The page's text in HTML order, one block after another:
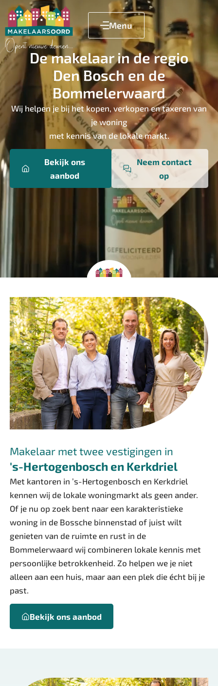
Menu
De makelaar in de regio
Den Bosch en de
Bommelerwaard
Wij helpen je bij het kopen, verkopen en taxeren van
je woning
met kennis van de lokale markt.
Bekijk ons
aanbod
Neem contact
op
Makelaar met twee vestigingen in
's-Hertogenbosch en Kerkdriel
Met kantoren in ’s-Hertogenbosch en Kerkdriel
kennen wij de lokale woningmarkt als geen ander.
Of je nu op zoek bent naar een karakteristieke
woning in de Bossche binnenstad of juist wilt
genieten van de ruimte en rust in de
Bommelerwaard wij combineren lokale kennis met
persoonlijke betrokkenheid. Zo helpen we je niet
alleen aan een huis, maar aan een plek die écht bij je
past.
Bekijk ons aanbod